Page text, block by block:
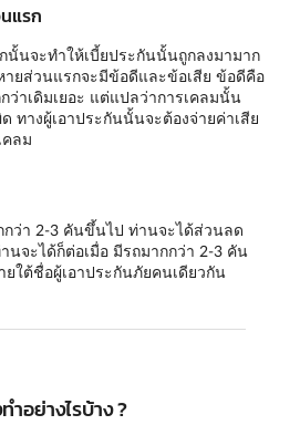
แรก
นั้นจะทำให้เบี้ยประกันนั้นถูกลงมามาก
ายส่วนแรกจะมีข้อดีและข้อเสีย ข้อดีคือ
ว่าเดิมเยอะ แต่แปลว่าการเคลมนั้น
ทางผู้เอาประกันนั้นจะต้องจ่ายค่าเสีย
ลม
ว่า 2-3 คันขึ้นไป ท่านจะได้ส่วนลด
นจะได้ก็ต่อเมื่อ มีรถมากกว่า 2-3 คัน
ใต้ชื่อผู้เอาประกันภัยคนเดียวกัน
ำอย่างไรบ้าง ?